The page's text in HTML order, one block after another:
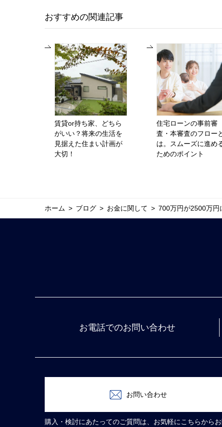
おすすめの関連記事
賃貸or持ち家、どちら
がいい？将来の生活を
見据えた住まい計画が
大切！
住宅ローンの事前審
査・本審査のフロー
は。スムーズに進め
ためのポイント
ホーム ブログ お金に関して 700万円が2500万円
お電話でのお問い合わせ
お問い合わせ
購入・検討にあたってのご質問は、お気軽にこちらからお